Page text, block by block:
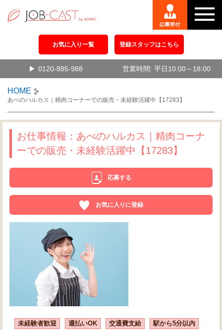
お気に入り一覧 登録スタッフはこちら
0120-885-988 営業時間: 平日10:00～18:00
HOME
あべのハルカス｜精肉コーナーでの販売・未経験活躍中【17283】
お仕事情報：あべのハルカス｜精肉コーナ
ーでの販売・未経験活躍中【17283】
応募する
お気に入りに登録
未経験者歓迎 週払いOK 交通費支給 駅から5分以内